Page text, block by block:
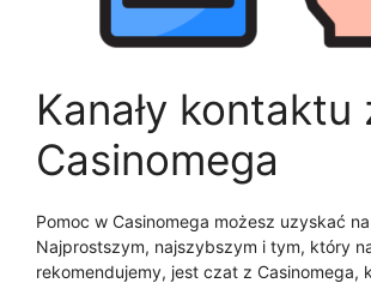
Kanały kontaktu
Casinomega
Pomoc w Casinomega możesz uzyskać
Najprostszym, najszybszym i tym, który
rekomendujemy, jest czat z Casinomega,